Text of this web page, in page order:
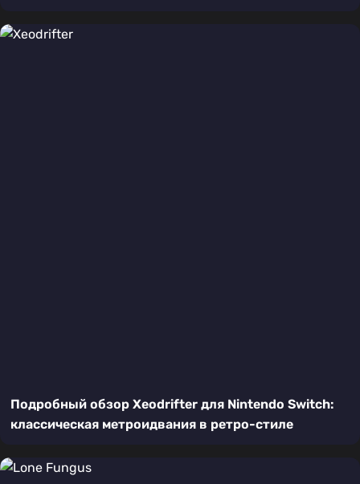
Подробный обзор Xeodrifter для Nintendo Switch:
классическая метроидвания в ретро-стиле